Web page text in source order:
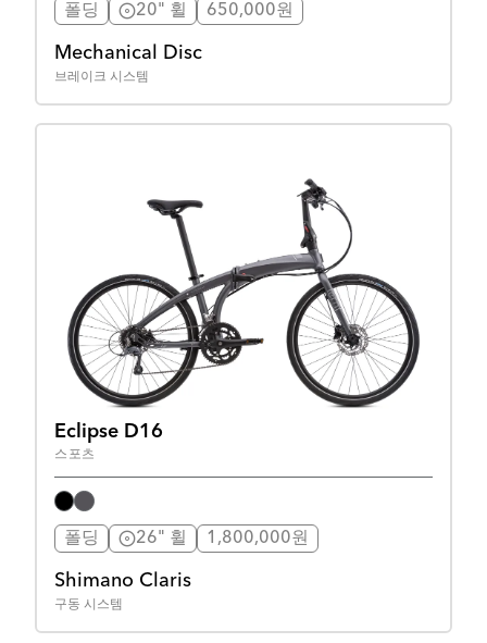
폴딩 20" 휠 650,000원
Mechanical Disc
브레이크 시스템
Eclipse D16
스포츠
폴딩 26" 휠 1,800,000원
Shimano Claris
구동 시스템